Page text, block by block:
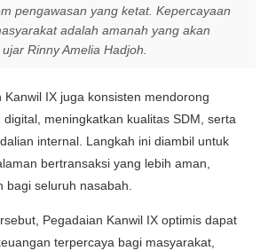
pengawasan yang ketat. Kepercayaan
adalah amanah yang akan
Rinny Amelia Hadjoh.
Kanwil IX juga konsisten mendorong
meningkatkan kualitas SDM, serta
internal. Langkah ini diambil untuk
bertransaksi yang lebih aman,
bagi seluruh nasabah.
Pegadaian Kanwil IX optimis dapat
terpercaya bagi masyarakat,